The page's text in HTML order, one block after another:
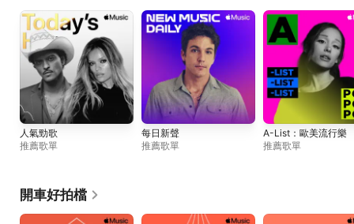
人氣勁歌
推薦歌單
每日新聲
推薦歌單
A-List：歐美流行樂
推薦歌單
開車好拍檔